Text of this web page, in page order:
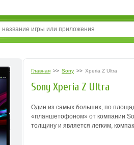
Главная >> Sony >> Xperia Z Ultra
Sony Xperia Z Ultra
Один из самых больших, по
«планшетофоном» от компании
толщину и является легким,